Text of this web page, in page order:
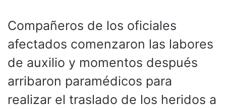
Compañeros de los oficiales
afectados comenzaron las labores
de auxilio y momentos después
arribaron paramédicos para
realizar el traslado de los heridos a